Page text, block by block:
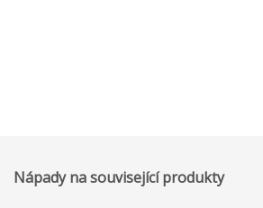
Nápady na související produkty